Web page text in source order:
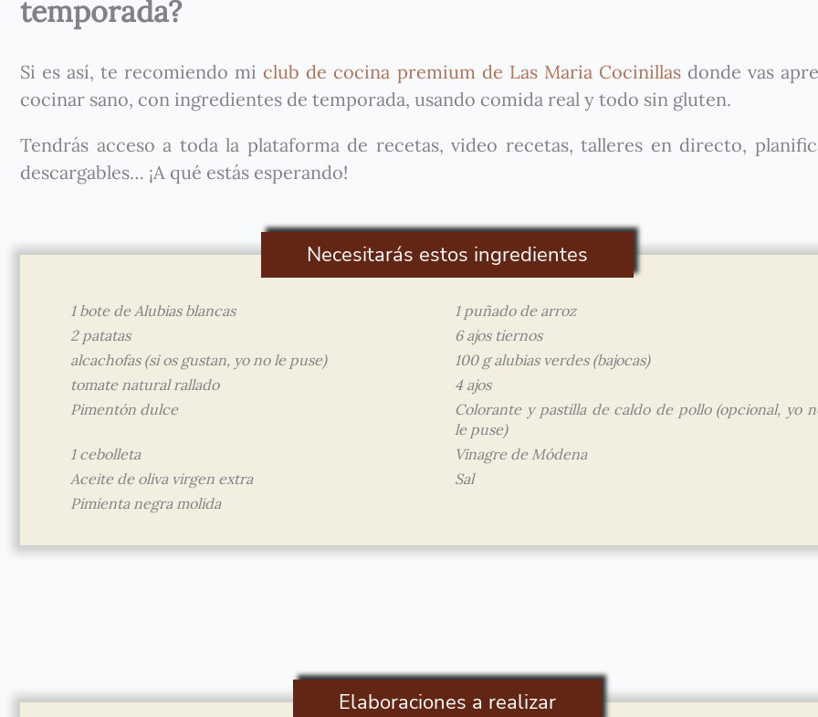
temporada?
Si es así, te recomiendo mi club de cocina premium de Las Maria Cocinillasdonde vas
cocinar sano, con ingredientes de temporada, usando comida real y todo sin gluten.
Tendrás acceso a toda la plataforma de recetas, video recetas, talleres en directo,
descargables… ¡A qué estás esperando!
Necesitarás estos ingredientes
1 bote de Alubias blancas
1 puñado de arroz
2 patatas
6 ajos tiernos
alcachofas (si os gustan, yo no le puse)
100 g alubias verdes (bajocas)
tomate natural rallado
4 ajos
Pimentón dulce
Colorante y pastilla de caldo de pollo (opcional, yo
le puse)
1 cebolleta
Vinagre de Módena
Aceite de oliva virgen extra
Sal
Pimienta negra molida
Elaboraciones a realizar